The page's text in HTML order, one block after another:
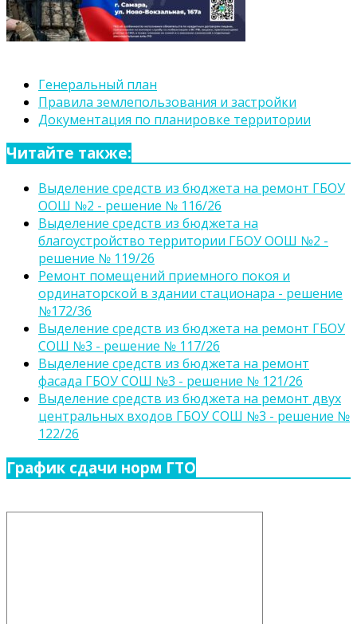
Генеральный план
Правила землепользования и застройки
Документация по планировке территории
Читайте также:
Выделение средств из бюджета на ремонт ГБОУ
ООШ №2 - решение № 116/26
Выделение средств из бюджета на
благоустройство территории ГБОУ ООШ №2 -
решение № 119/26
Ремонт помещений приемного покоя и
ординаторской в здании стационара - решение
№172/36
Выделение средств из бюджета на ремонт ГБОУ
СОШ №3 - решение № 117/26
Выделение средств из бюджета на ремонт
фасада ГБОУ СОШ №3 - решение № 121/26
Выделение средств из бюджета на ремонт двух
центральных входов ГБОУ СОШ №3 - решение №
122/26
График сдачи норм ГТО